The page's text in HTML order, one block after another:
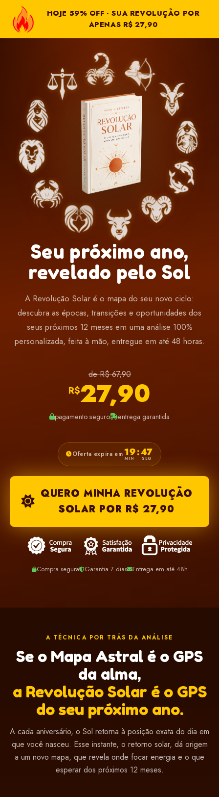
HOJE 59% OFF · SUA REVOLUÇÃO POR
APENAS R$ 27,90
Seu próximo ano,
revelado pelo Sol
A Revolução Solar é o mapa do seu novo ciclo:
descubra as épocas, transições e oportunidades dos
seus próximos 12 meses em uma análise 100%
personalizada, feita à mão, entregue em até 48 horas.
de R$ 67,90
R$27,90
pagamento seguro entrega garantida
Oferta expira em 19
MIN
:46
SEG
QUERO MINHA REVOLUÇÃO
SOLAR POR R$ 27,90
Compra segura Garantia 7 dias Entrega em até 48h
A TÉCNICA POR TRÁS DA ANÁLISE
Se o Mapa Astral é o GPS
da alma,
a Revolução Solar é o GPS
do seu próximo ano.
A cada aniversário, o Sol retorna à posição exata do dia em
que você nasceu. Esse instante, o retorno solar, dá origem
a um novo mapa, que revela onde focar energia e o que
esperar dos próximos 12 meses.